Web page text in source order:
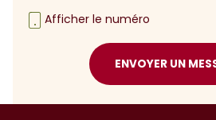
Afficher le numéro
ENVOYER UN